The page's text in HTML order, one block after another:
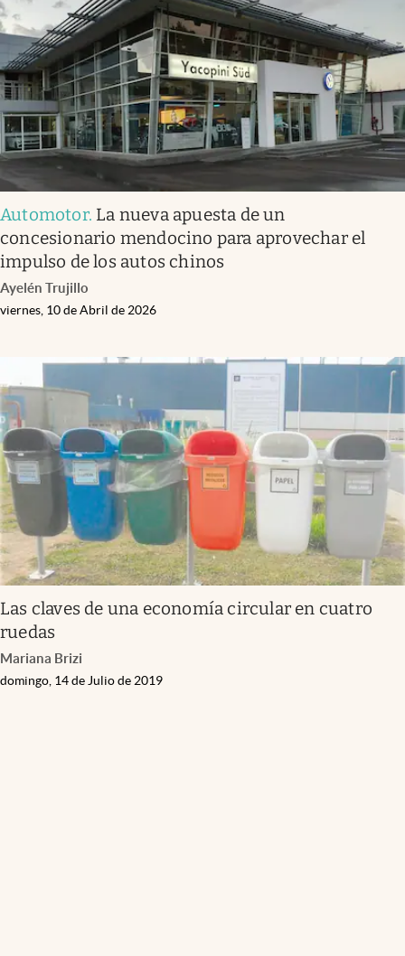
Infotechnology
Clase
Clima
Mundial 2026
Eventos Corporativos
El Cronista Studio
Mediakit
abre en nueva pestaña
Argentina
Automotor. La nueva apuesta de un
concesionario mendocino para aprovechar el
impulso de los autos chinos
Ayelén Trujillo
viernes, 10 de Abril de 2026
Las claves de una economía circular en cuatro
ruedas
Mariana Brizi
domingo, 14 de Julio de 2019